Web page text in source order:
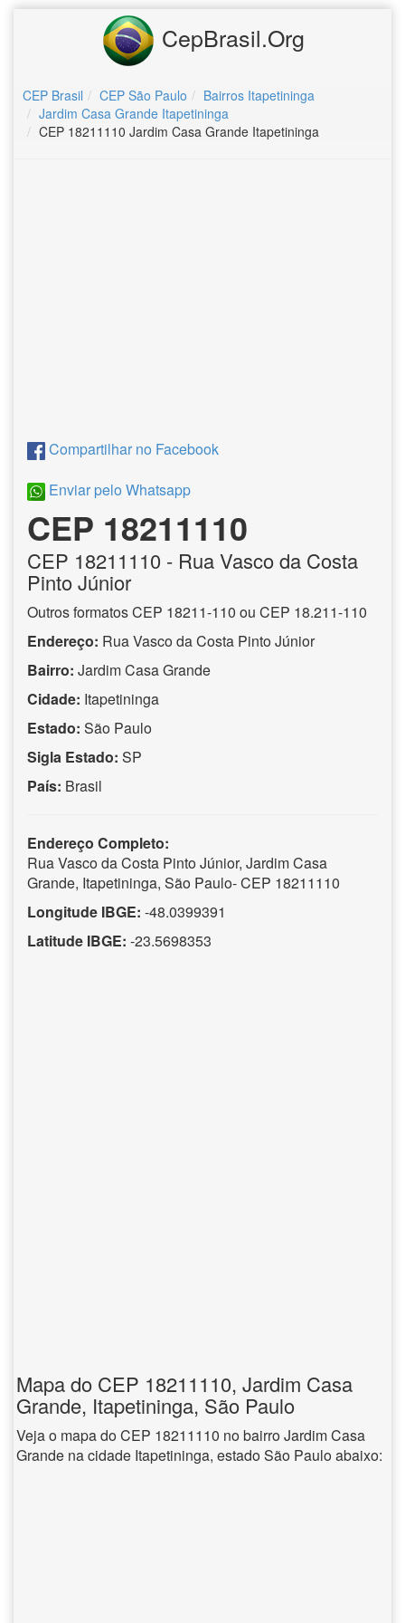
CepBrasil.Org
CEP Brasil CEP São Paulo
Bairros Itapetininga
Jardim Casa Grande Itapetininga
CEP 18211110 Jardim Casa Grande Itapetininga
Compartilhar no Facebook
Enviar pelo Whatsapp
CEP 18211110
CEP 18211110 - Rua Vasco da Costa
Pinto Júnior
Outros formatos CEP 18211-110 ou CEP 18.211-110
Endereço: Rua Vasco da Costa Pinto Júnior
Bairro: Jardim Casa Grande
Cidade: Itapetininga
Estado: São Paulo
Sigla Estado: SP
País: Brasil
Endereço Completo:
Rua Vasco da Costa Pinto Júnior, Jardim Casa
Grande, Itapetininga, São Paulo- CEP 18211110
Longitude IBGE: -48.0399391
Latitude IBGE: -23.5698353
Mapa do CEP 18211110, Jardim Casa
Grande, Itapetininga, São Paulo
Veja o mapa do CEP 18211110 no bairro Jardim Casa
Grande na cidade Itapetininga, estado São Paulo abaixo: